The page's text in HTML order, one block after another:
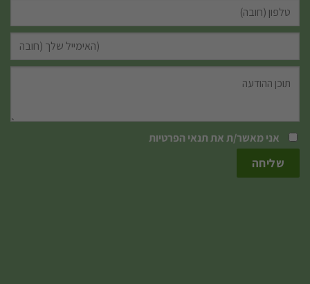
אני מאשר/ת אתתנאי הפרטיות